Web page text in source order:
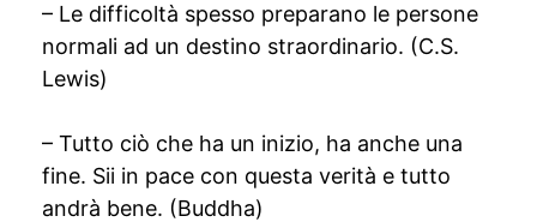
– Le difficoltà spesso preparano le persone
normali ad un destino straordinario. (C.S.
Lewis)
– Tutto ciò che ha un inizio, ha anche una
fine. Sii in pace con questa verità e tutto
andrà bene. (Buddha)